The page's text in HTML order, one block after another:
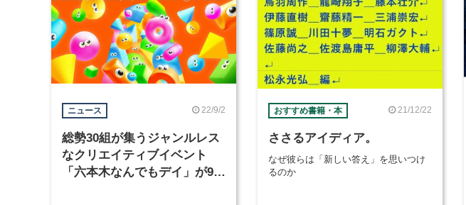
ニュース 22/9/2
総勢30組が集うジャンルレス
なクリエイティブイベント
「六本木なんでもデイ」が9月
おすすめ書籍・本 21/12/22
ささるアイディア。
なぜ彼らは「新しい答え」を思いつけ
るのか